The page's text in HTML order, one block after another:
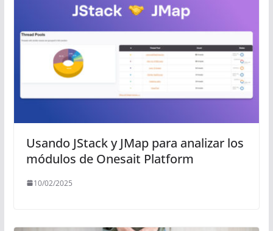
Usando JStack y JMap para analizar los
módulos de Onesait Platform
10/02/2025